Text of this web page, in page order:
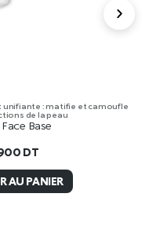
: matifie et camoufle
de la peau
Base
DT
AU PANIER